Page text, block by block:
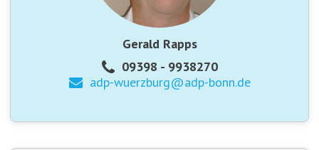
Gerald Rapps
09398 - 9938270
adp-wuerzburg@adp-bonn.de